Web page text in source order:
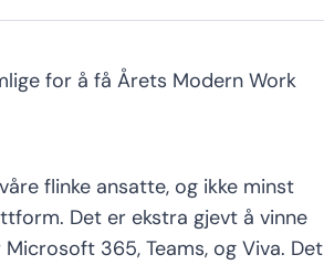
for å få Årets Modern Work
flinke ansatte, og ikke minst
Det er ekstra gjevt å vinne
365, Teams, og Viva. Det